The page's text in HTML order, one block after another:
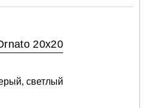
20x20
светлый